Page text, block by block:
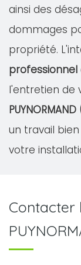
ainsi des
dommages
propriété.
professionnel
l'entretien de
un travail
votre
Contacter